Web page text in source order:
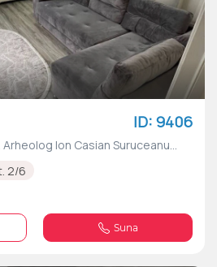
ID: 9406
2/6
Suna